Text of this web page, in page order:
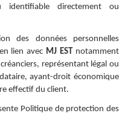
identifiable directement ou
des données personnelles
lien avec MJ ESTnotamment
représentant légal ou
ayant-droit économique
effectif du client.
Politique de protection des